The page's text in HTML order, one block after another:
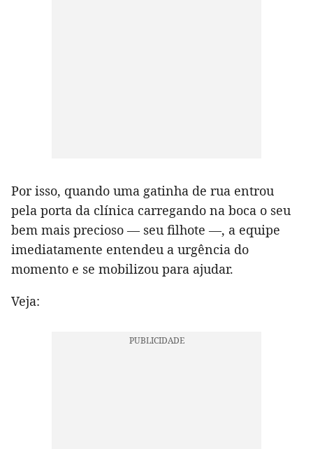
Por isso, quando uma gatinha de rua entrou
pela porta da clínica carregando na boca o seu
bem mais precioso — seu filhote —, a equipe
imediatamente entendeu a urgência do
momento e se mobilizou para ajudar.
Veja: